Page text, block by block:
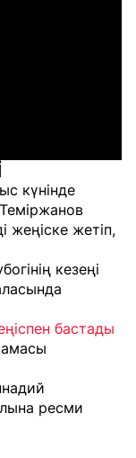
күнінде
жеңіске жетіп,
кезеңі
бастады
ресми